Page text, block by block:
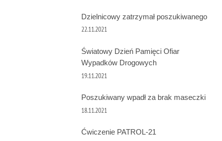
Dzielnicowy zatrzymał poszukiwanego
22.11.2021
Światowy Dzień Pamięci Ofiar
Wypadków Drogowych
19.11.2021
Poszukiwany wpadł za brak maseczki
18.11.2021
Ćwiczenie PATROL-21